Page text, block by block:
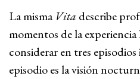
La misma Vita describe
momentos de la
considerar en tres
episodio es la visión